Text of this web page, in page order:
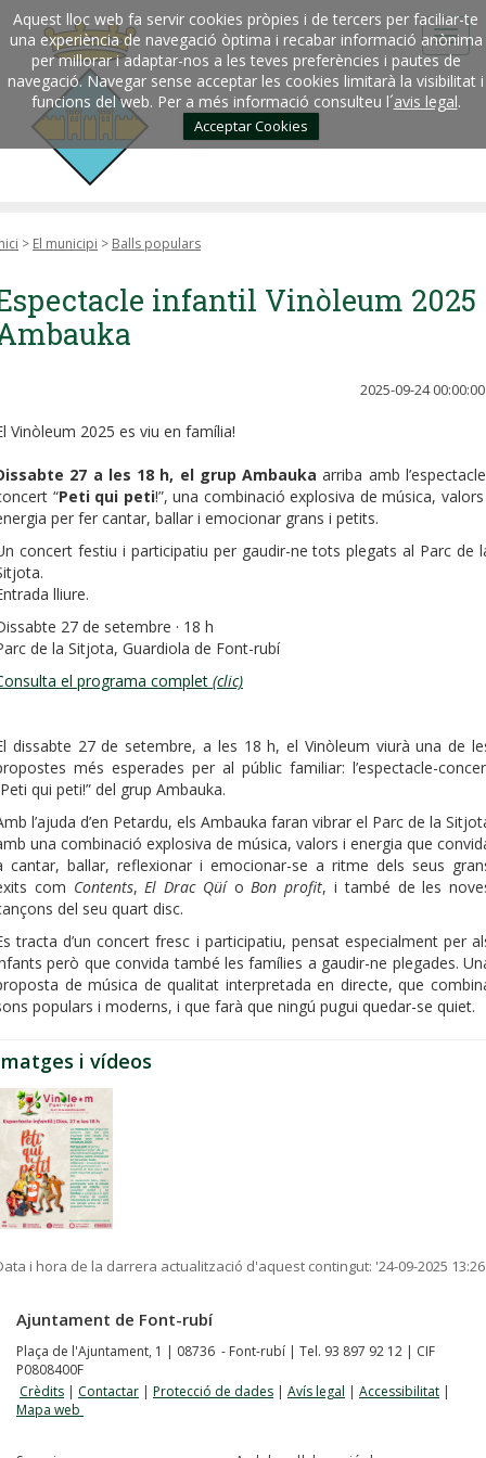
Aquest lloc web fa servir cookies pròpies i de tercers per faciliar-te
una experiència de navegació òptima i recabar informació anònima
per millorar i adaptar-nos a les teves preferències i pautes de
navegació. Navegar sense acceptar les cookies limitarà la visibilitat i
funcions del web. Per a més informació consulteu l´avis legal.
Acceptar Cookies
> El municipi > Balls populars
infantil Vinòleum 2025
2025-09-24 00:00:00
Vinòleum 2025 es viu en família!
27 a les 18 h, el grup Ambauka arriba amb
“Peti qui peti!”, una combinació explosiva de música,
per fer cantar, ballar i emocionar grans i petits.
concert festiu i participatiu per gaudir-ne tots plegats al Parc de
lliure.
27 de setembre · 18 h
de la Sitjota, Guardiola de Font-rubí
el programa complet (clic)
dissabte 27 de setembre, a les 18 h, el Vinòleum viurà una de
més esperades per al públic familiar: l’espectacle-
qui peti!” del grup Ambauka.
l’ajuda d’en Petardu, els Ambauka faran vibrar el Parc de la
una combinació explosiva de música, valors i energia que
cantar, ballar, reflexionar i emocionar-se a ritme dels seus
com Contents,El Drac QüíoBon profit, i també de les
del seu quart disc.
tracta d’un concert fresc i participatiu, pensat especialment per
però que convida també les famílies a gaudir-ne plegades.
de música de qualitat interpretada en directe, que
populars i moderns, i que farà que ningú pugui quedar-se quiet.
i vídeos
i hora de la darrera actualització d'aquest contingut: '24-09-2025 13:26
Ajuntament de Font-rubí
Plaça de l'Ajuntament, 1 | 08736 - Font-rubí | Tel. 93 897 92 12 | CIF
P0808400F
Crèdits | Contactar | Protecció de dades | Avís legal | Accessibilitat |
Mapa web